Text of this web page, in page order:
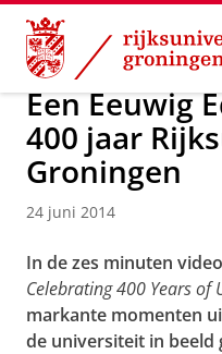
Skip
Content
Skip
Navigation
Over ons Actueel
Een Eeuwig
400 jaar
Groningen
24 juni 2014
In de zes minuten
Celebrating 400 Years of
markante momenten
de universiteit in